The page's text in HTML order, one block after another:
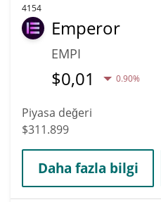
4154
Emperor
EMPI
$0,01 0.90%
Piyasa değeri
$311.899
Daha fazla bilgi